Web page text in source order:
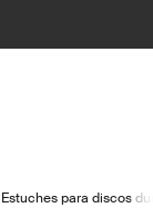
Estuches para discos